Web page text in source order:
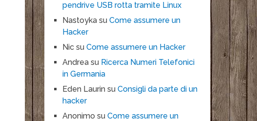
pendrive USB rotta tramite Linux
Nastoyka suCome assumere un
Hacker
Nic suCome assumere un Hacker
Andrea su Ricerca Numeri Telefonici
in Germania
Eden Laurin suConsigli da parte di un
hacker
Anonimo suCome assumere un